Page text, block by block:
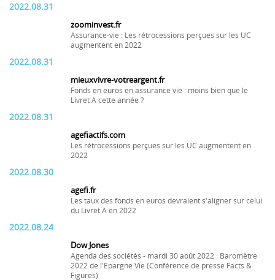
2022.08.31
zoominvest.fr
Assurance-vie : Les rétrocessions perçues sur les UC
augmentent en 2022
2022.08.31
mieuxvivre-votreargent.fr
Fonds en euros en assurance vie : moins bien que le
Livret A cette année ?
2022.08.31
agefiactifs.com
Les rétrocessions perçues sur les UC augmentent en
2022
2022.08.30
agefi.fr
Les taux des fonds en euros devraient s'aligner sur celui
du Livret A en 2022
2022.08.24
Dow Jones
Agenda des sociétés - mardi 30 août 2022 : Baromètre
2022 de l'Epargne Vie (Conférence de presse Facts &
Figures)